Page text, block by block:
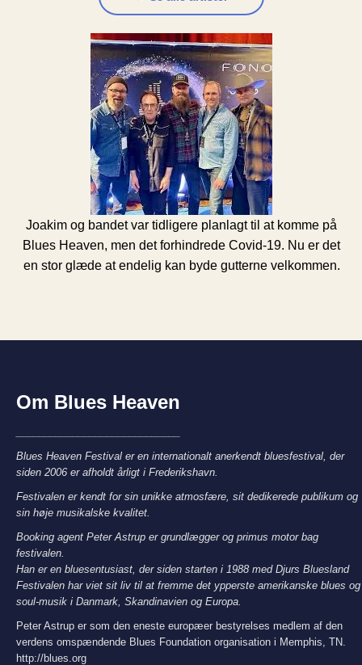
Joakim og bandet var tidligere planlagt til at komme på
Blues Heaven, men det forhindrede Covid-19. Nu er det
en stor glæde at endelig kan byde gutterne velkommen.
Om Blues Heaven
Blues Heaven Festival er en internationalt anerkendt bluesfestival, der
siden 2006 er afholdt årligt i Frederikshavn.
Festivalen er kendt for sin unikke atmosfære, sit dedikerede publikum og
sin høje musikalske kvalitet.
Booking agent Peter Astrup er grundlægger og primus motor bag
festivalen.
Han er en bluesentusiast, der siden starten i 1988 med Djurs Bluesland
Festivalen har viet sit liv til at fremme det ypperste amerikanske blues og
soul-musik i Danmark, Skandinavien og Europa.
Peter Astrup er som den eneste europæer bestyrelses medlem af den
verdens omspændende Blues Foundation organisation i Memphis, TN.
http://blues.org